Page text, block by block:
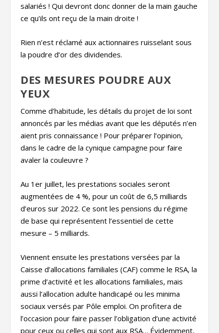
salariés ! Qui devront donc donner de la main gauche
ce qu’ils ont reçu de la main droite !
Rien n’est réclamé aux actionnaires ruisselant sous
la poudre d’or des dividendes.
DES MESURES POUDRE AUX
YEUX
Comme d’habitude, les détails du projet de loi sont
annoncés par les médias avant que les députés n’en
aient pris connaissance ! Pour préparer l’opinion,
dans le cadre de la cynique campagne pour faire
avaler la couleuvre ?
Au 1er juillet, les prestations sociales seront
augmentées de 4 %, pour un coût de 6,5 milliards
d’euros sur 2022. Ce sont les pensions du régime
de base qui représentent l’essentiel de cette
mesure – 5 milliards.
Viennent ensuite les prestations versées par la
Caisse d’allocations familiales (CAF) comme le RSA, la
prime d’activité et les allocations familiales, mais
aussi l’allocation adulte handicapé ou les minima
sociaux versés par Pôle emploi. On profitera de
l’occasion pour faire passer l’obligation d’une activité
pour ceux ou celles qui sont aux RSA… Évidemment,